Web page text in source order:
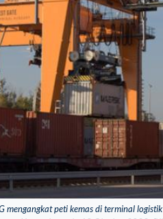
peti kemas di terminal